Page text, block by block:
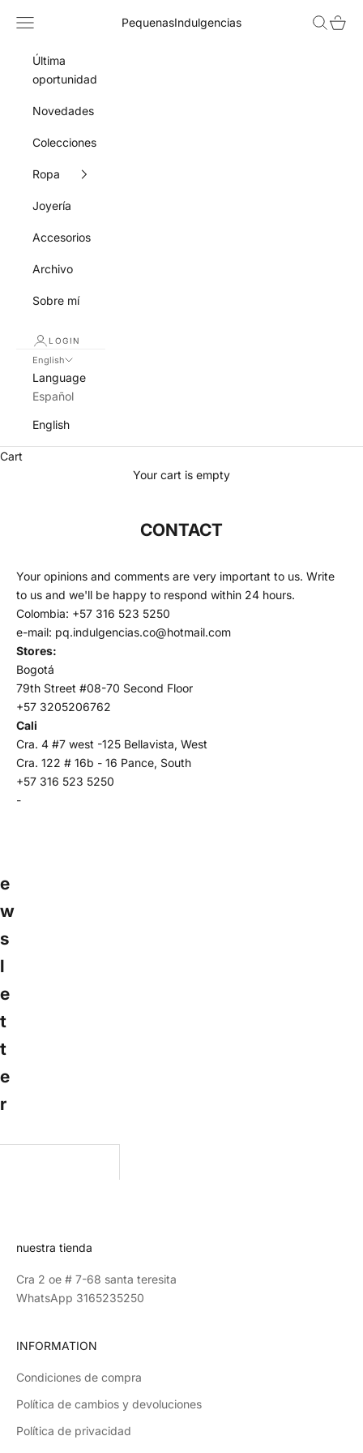
PequenasIndulgencias
Navigation menu Search
Cart
Última
oportunidad
Novedades
Colecciones
Ropa
Joyería
Accesorios
Archivo
Sobre mí
LOGIN
English
Language
Español
English
Cart
Your cart is empty
CONTACT
Your opinions and comments are very important to us. Write
to us and we'll be happy to respond within 24 hours.
Colombia: +57 316 523 5250
e-mail: pq.indulgencias.co@hotmail.com
Stores:
Bogotá
79th Street #08-70 Second Floor
+57 3205206762
Cali
Cra. 4 #7 west -125 Bellavista, West
Cra. 122 # 16b - 16 Pance, South
+57 316 523 5250
-
e
w
s
l
e
t
t
e
r
nuestra tienda
Cra 2 oe # 7-68 santa teresita
WhatsApp 3165235250
INFORMATION
Condiciones de compra
Política de cambios y devoluciones
Política de privacidad